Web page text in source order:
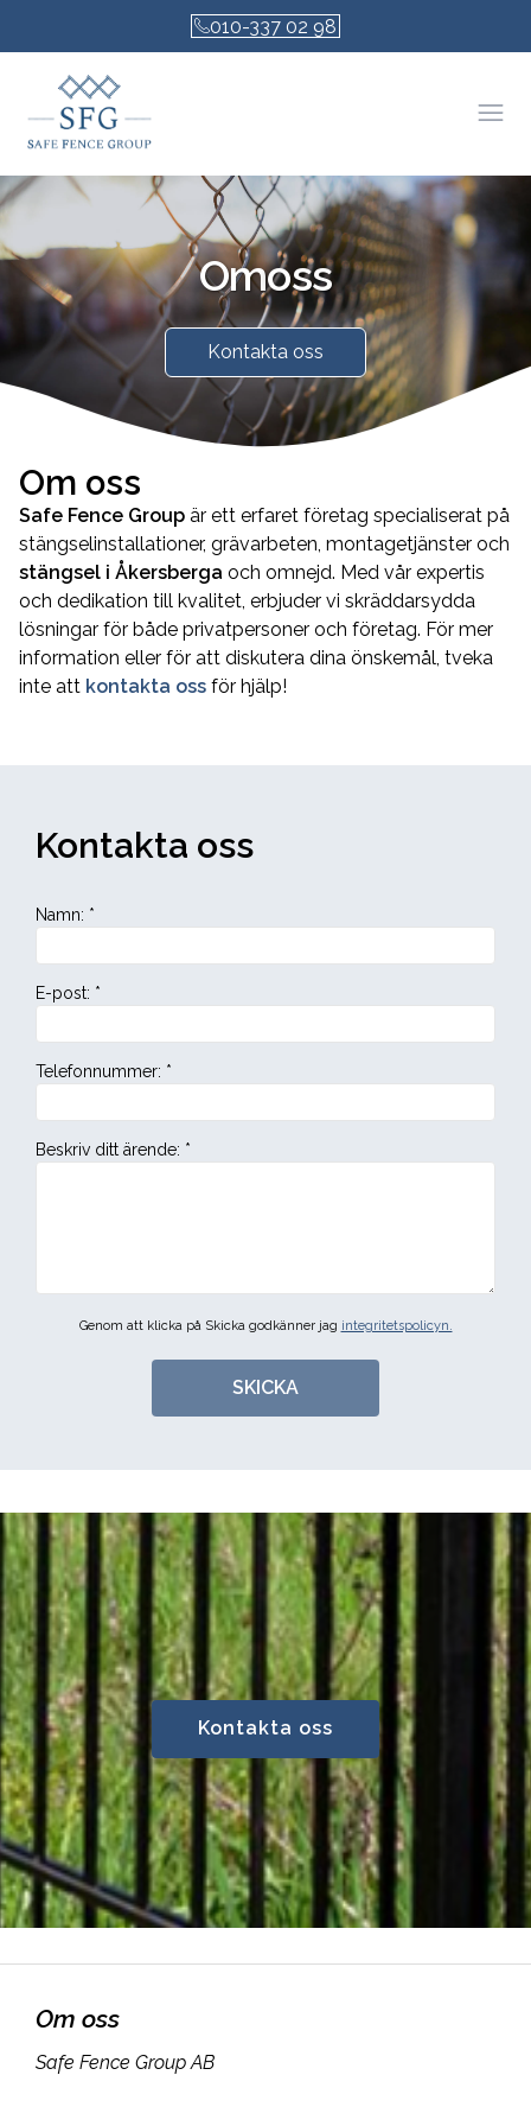
010-337 02 98
Omoss
Kontakta oss
Om oss
Safe Fence Group är ett erfaret företag specialiserat på
stängselinstallationer, grävarbeten, montagetjänster och
stängsel i Åkersberga och omnejd. Med vår expertis
och dedikation till kvalitet, erbjuder vi skräddarsydda
lösningar för både privatpersoner och företag. För mer
information eller för att diskutera dina önskemål, tveka
inte att kontakta oss för hjälp!
Kontakta oss
Namn: *
E-post: *
Telefonnummer: *
Beskriv ditt ärende: *
Genom att klicka på Skicka godkänner jag integritetspolicyn.
SKICKA
Kontakta oss
Om oss
Safe Fence Group AB